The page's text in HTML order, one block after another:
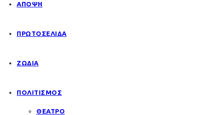
ΑΠΟΨΗ
ΠΡΩΤΟΣΕΛΙΔΑ
ΖΩΔΙΑ
ΠΟΛΙΤΙΣΜΟΣ
ΘΕΑΤΡΟ